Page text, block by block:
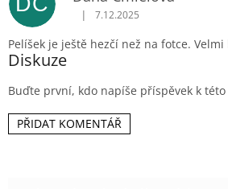
p
s
h
d
n
c
Hodnocení produktu je 5 z 5
| 7.12.2025
Pelíšek je ještě hezčí než na fotce.
Diskuze
Buďte první, kdo napíše příspěvek k této
PŘIDAT KOMENTÁŘ